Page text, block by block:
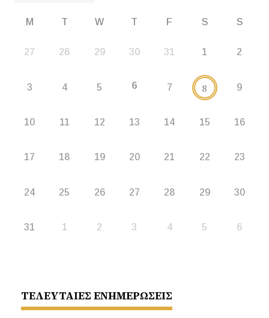
M T W T F S S
27 28 29 30 31 1 2
3 4 5 6 7 8 9
10 11 12 13 14 15 16
17 18 19 20 21 22 23
24 25 26 27 28 29 30
31 1 2 3 4 5 6
ΤΕΛΕΥΤΑΙΕΣ ΕΝΗΜΕΡΩΣΕΙΣ